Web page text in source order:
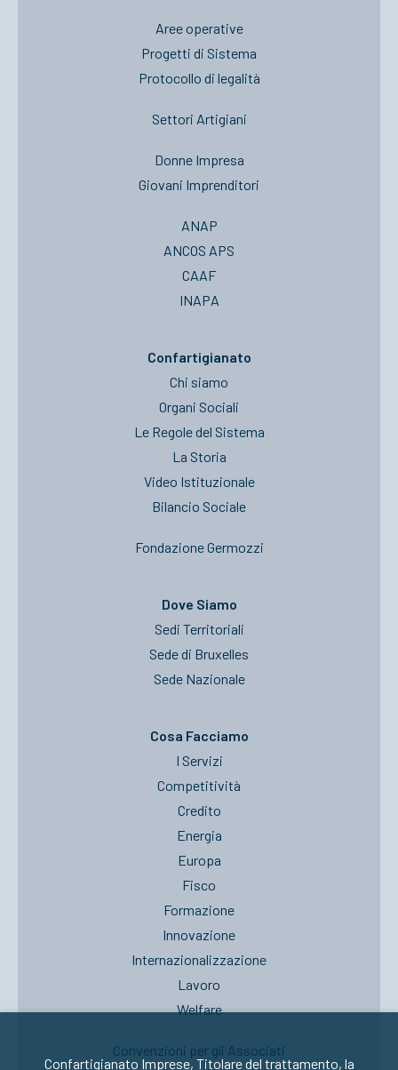
Aree operative
Progetti di Sistema
Protocollo di legalità
Settori Artigiani
Donne Impresa
Giovani Imprenditori
ANAP
ANCOS APS
CAAF
INAPA
Confartigianato
Chi siamo
Organi Sociali
Le Regole del Sistema
La Storia
Video Istituzionale
Bilancio Sociale
Fondazione Germozzi
Dove Siamo
Sedi Territoriali
Sede di Bruxelles
Sede Nazionale
Cosa Facciamo
I Servizi
Competitività
Credito
Energia
Europa
Fisco
Formazione
Innovazione
Internazionalizzazione
Lavoro
Welfare
Convenzioni per gli Associati
Confartigianato Imprese, Titolare del trattamento, la